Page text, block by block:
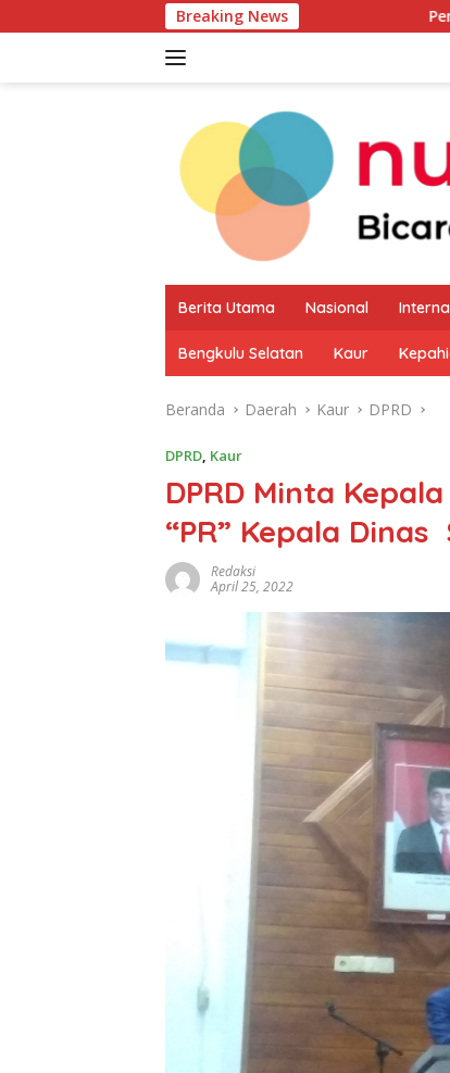
ke
Breaking News
Pemkab Kaur Mulai Petakan
Berita Utama Nasional
Bengkulu Selatan Kaur
Beranda Daerah Kaur DPRD
DPRD, Kaur
DPRD Minta
“PR” Kepala
Redaksi
April 25, 2022